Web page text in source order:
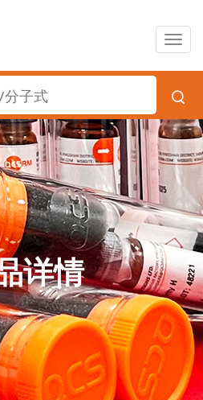
详情